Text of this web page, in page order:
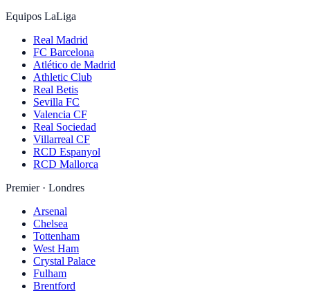
Equipos LaLiga
Real Madrid
FC Barcelona
Atlético de Madrid
Athletic Club
Real Betis
Sevilla FC
Valencia CF
Real Sociedad
Villarreal CF
RCD Espanyol
RCD Mallorca
Premier · Londres
Arsenal
Chelsea
Tottenham
West Ham
Crystal Palace
Fulham
Brentford